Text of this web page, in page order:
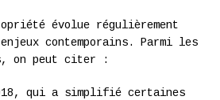
évolue régulièrement
contemporains. Parmi les
on peut citer :
qui a simplifié certaines